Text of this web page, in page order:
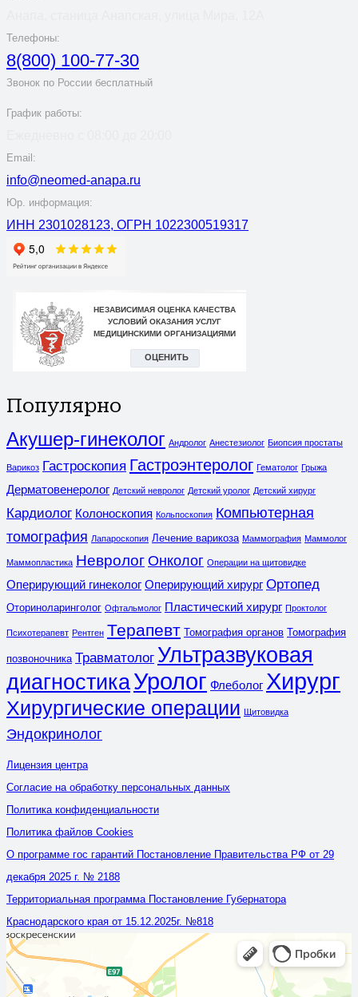
Телефоны:
8(800) 100-77-30
Звонок по России бесплатный
График работы:
Email:
info@neomed-anapa.ru
Юр. информация:
ИНН 2301028123, ОГРН 1022300519317
Популярно
Акушер-гинеколог Андролог Анестезиолог Биопсия простаты
Варикоз Гастроскопия Гастроэнтеролог Гематолог Грыжа
Дерматовенеролог Детский невролог Детский уролог Детский хирург
Кардиолог Колоноскопия Кольпоскопия Компьютерная
томография Лапароскопия Лечение варикоза Маммография Маммолог
Маммопластика Невролог Онколог Операции на щитовидке
Оперирующий гинеколог Оперирующий хирург Ортопед
Оториноларинголог Офтальмолог Пластический хирург Проктолог
Психотерапевт Рентген Терапевт Томография органов Томография
позвоночника Травматолог Ультразвуковая
диагностикаУролог Флеболог Хирург
Хирургические операции Щитовидка
Эндокринолог
Лицензия центра
Согласие на обработку персональных данных
Политика конфиденциальности
Политика файлов Cookies
О программе гос гарантий Постановление Правительства РФ от 29
декабря 2025 г. № 2188
Территориальная программа Постановление Губернатора
Краснодарского края от 15.12.2025г. №818